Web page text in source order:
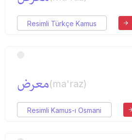
Resimli Türkçe Kamus
معرض(ma'raz)
Resimli Kamus-ı Osmani